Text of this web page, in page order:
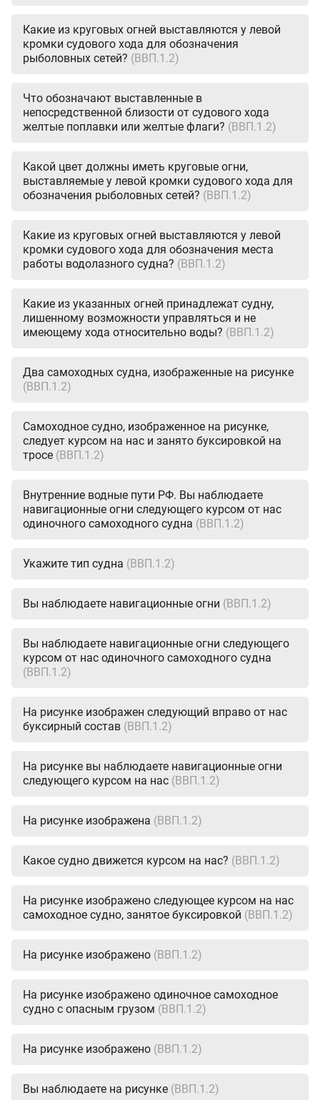
Какие из круговых огней выставляются у левой
кромки судового хода для обозначения
рыболовных сетей? (ВВП.1.2)
Что обозначают выставленные в
непосредственной близости от судового хода
желтые поплавки или желтые флаги? (ВВП.1.2)
Какой цвет должны иметь круговые огни,
выставляемые у левой кромки судового хода для
обозначения рыболовных сетей? (ВВП.1.2)
Какие из круговых огней выставляются у левой
кромки судового хода для обозначения места
работы водолазного судна? (ВВП.1.2)
Какие из указанных огней принадлежат судну,
лишенному возможности управляться и не
имеющему хода относительно воды? (ВВП.1.2)
Два самоходных судна, изображенные на рисунке
(ВВП.1.2)
Самоходное судно, изображенное на рисунке,
следует курсом на нас и занято буксировкой на
тросе (ВВП.1.2)
Внутренние водные пути РФ. Вы наблюдаете
навигационные огни следующего курсом от нас
одиночного самоходного судна (ВВП.1.2)
Укажите тип судна (ВВП.1.2)
Вы наблюдаете навигационные огни (ВВП.1.2)
Вы наблюдаете навигационные огни следующего
курсом от нас одиночного самоходного судна
(ВВП.1.2)
На рисунке изображен следующий вправо от нас
буксирный состав (ВВП.1.2)
На рисунке вы наблюдаете навигационные огни
следующего курсом на нас (ВВП.1.2)
На рисунке изображена (ВВП.1.2)
Какое судно движется курсом на нас? (ВВП.1.2)
На рисунке изображено следующее курсом на нас
самоходное судно, занятое буксировкой (ВВП.1.2)
На рисунке изображено (ВВП.1.2)
На рисунке изображено одиночное самоходное
судно с опасным грузом (ВВП.1.2)
На рисунке изображено (ВВП.1.2)
Вы наблюдаете на рисунке (ВВП.1.2)